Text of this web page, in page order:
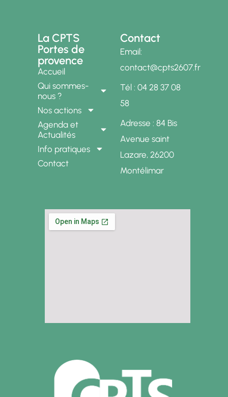
La CPTS
Portes de
provence
Accueil
Qui sommes-
nous ?
Nos actions
Agenda et
Actualités
Info pratiques
Contact
Contact
Email:
contact@cpts2607.fr
Tél : 04 28 37 08
58
Adresse : 84 Bis
Avenue saint
Lazare, 26200
Montélimar